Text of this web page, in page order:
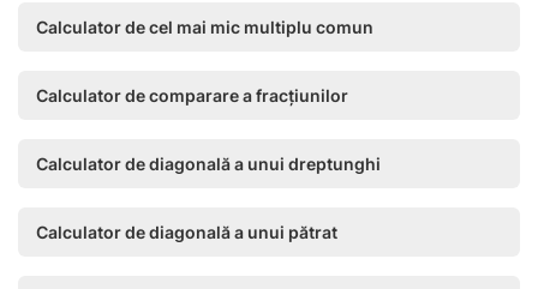
Calculator de cel mai mic multiplu comun
Calculator de comparare a fracțiunilor
Calculator de diagonală a unui dreptunghi
Calculator de diagonală a unui pătrat